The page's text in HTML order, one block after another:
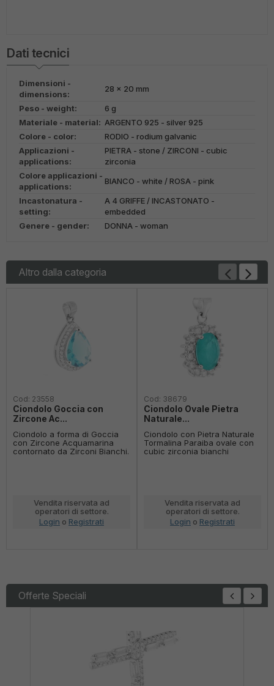
Dati tecnici
Dimensioni -
dimensions:
28 x 20 mm
Peso - weight:
6 g
Materiale - material: ARGENTO 925 - silver 925
Colore - color:
RODIO - rodium galvanic
Applicazioni -
applications:
PIETRA - stone / ZIRCONI - cubic
zirconia
Colore applicazioni -
applications:
BIANCO - white / ROSA - pink
Incastonatura -
setting:
A 4 GRIFFE / INCASTONATO -
embedded
Genere - gender:
DONNA - woman
Altro dalla categoria
Cod: 23558
Ciondolo Goccia con
Zircone Ac...
Ciondolo a forma di Goccia
con Zircone Acquamarina
contornato da Zirconi Bianchi.
Vendita riservata ad
operatori di settore.
Login o Registrati
Cod: 38679
Ciondolo Ovale Pietra
Naturale...
Ciondolo con Pietra Naturale
Tormalina Paraiba ovale con
cubic zirconia bianchi
Vendita riservata ad
operatori di settore.
Login o Registrati
Offerte Speciali